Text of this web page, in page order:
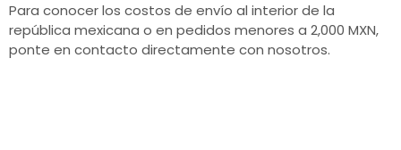
Para conocer los costos de envío al interior de la
república mexicana o en pedidos menores a 2,000 MXN,
ponte en contacto directamente con nosotros.